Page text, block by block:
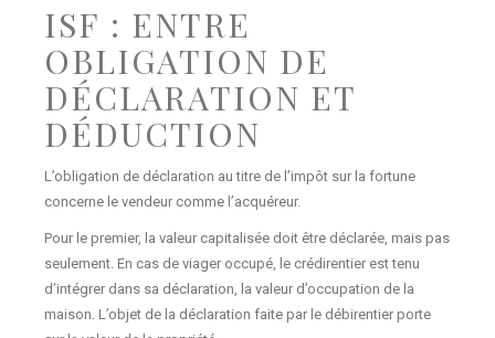
ISF : ENTRE
OBLIGATION DE
DÉCLARATION ET
DÉDUCTION
L’obligation de déclaration au titre de l’impôt sur la fortune
concerne le vendeur comme l’acquéreur.
Pour le premier, la valeur capitalisée doit être déclarée, mais pas
seulement. En cas de viager occupé, le crédirentier est tenu
d’intégrer dans sa déclaration, la valeur d’occupation de la
maison. L’objet de la déclaration faite par le débirentier porte